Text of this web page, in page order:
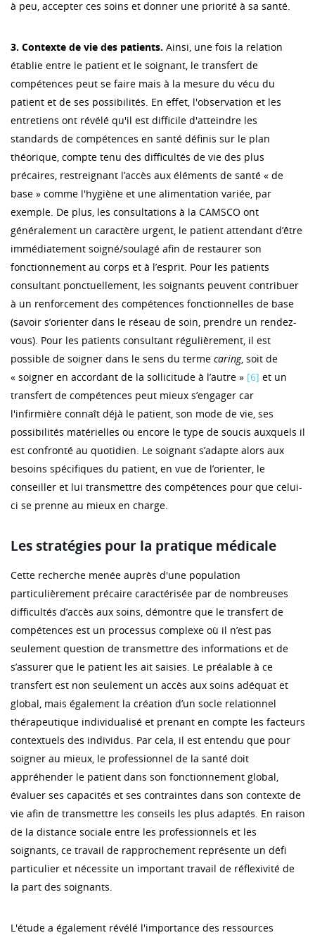
à peu, accepter ces soins et donner une priorité à sa santé.
3. Contexte de vie des patients. Ainsi, une fois la relation
établie entre le patient et le soignant, le transfert de
compétences peut se faire mais à la mesure du vécu du
patient et de ses possibilités. En effet, l'observation et les
entretiens ont révélé qu'il est difficile d'atteindre les
standards de compétences en santé définis sur le plan
théorique, compte tenu des difficultés de vie des plus
précaires, restreignant l’accès aux éléments de santé « de
base » comme l'hygiène et une alimentation variée, par
exemple. De plus, les consultations à la CAMSCO ont
généralement un caractère urgent, le patient attendant d’être
immédiatement soigné/soulagé afin de restaurer son
fonctionnement au corps et à l’esprit. Pour les patients
consultant ponctuellement, les soignants peuvent contribuer
à un renforcement des compétences fonctionnelles de base
(savoir s’orienter dans le réseau de soin, prendre un rendez-
vous). Pour les patients consultant régulièrement, il est
possible de soigner dans le sens du terme caring, soit de
« soigner en accordant de la sollicitude à l’autre » [6] et un
transfert de compétences peut mieux s’engager car
l'infirmière connaît déjà le patient, son mode de vie, ses
possibilités matérielles ou encore le type de soucis auxquels il
est confronté au quotidien. Le soignant s’adapte alors aux
besoins spécifiques du patient, en vue de l’orienter, le
conseiller et lui transmettre des compétences pour que celui-
ci se prenne au mieux en charge.
Les stratégies pour la pratique médicale
Cette recherche menée auprès d'une population
particulièrement précaire caractérisée par de nombreuses
difficultés d’accès aux soins, démontre que le transfert de
compétences est un processus complexe où il n’est pas
seulement question de transmettre des informations et de
s’assurer que le patient les ait saisies. Le préalable à ce
transfert est non seulement un accès aux soins adéquat et
global, mais également la création d’un socle relationnel
thérapeutique individualisé et prenant en compte les facteurs
contextuels des individus. Par cela, il est entendu que pour
soigner au mieux, le professionnel de la santé doit
appréhender le patient dans son fonctionnement global,
évaluer ses capacités et ses contraintes dans son contexte de
vie afin de transmettre les conseils les plus adaptés. En raison
de la distance sociale entre les professionnels et les
soignants, ce travail de rapprochement représente un défi
particulier et nécessite un important travail de réflexivité de
la part des soignants.
L'étude a également révélé l'importance des ressources